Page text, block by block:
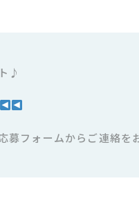
♪
募フォームからご連絡を